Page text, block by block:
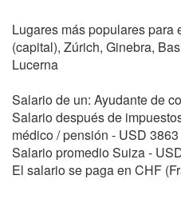
Lugares más populares para
(capital), Zúrich, Ginebra,
Lucerna
Salario de un: Ayudante de
Salario después de
médico / pensión - USD 3863
Salario promedio Suiza -
El salario se paga en CHF